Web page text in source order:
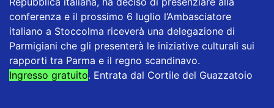
conferenza e il prossimo 6 luglio l’Ambasciatore
italiano a Stoccolma riceverà una delegazione di
Parmigiani che gli presenterà le iniziative culturali sui
rapporti tra Parma e il regno scandinavo.
Ingresso gratuito. Entrata dal Cortile del Guazzatoio